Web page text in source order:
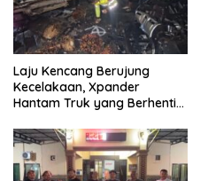
Laju Kencang Berujung
Kecelakaan, Xpander
Hantam Truk yang Berhenti